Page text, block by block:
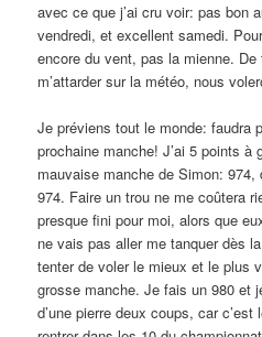
avec ce que j’ai cru voir: pas bon
vendredi, et excellent samedi.
encore du vent, pas la mienne.
m’attarder sur la météo, nous
Je préviens tout le monde: faudra
prochaine manche! J’ai 5 points à
mauvaise manche de Simon:
974. Faire un trou ne me coûtera
presque fini pour moi, alors que
ne vais pas aller me tanquer dès
tenter de voler le mieux et le plus
grosse manche. Je fais un 980 et
d’une pierre deux coups, car